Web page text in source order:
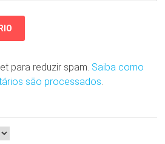
para reduzir spam. Saiba como
são processados